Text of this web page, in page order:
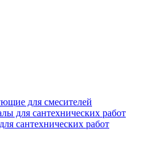
для смесителей
для сантехнических работ
сантехнических работ